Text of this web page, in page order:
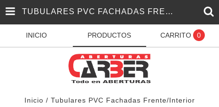
TUBULARES PVC FACHADAS FRENTE/INTERIOR
INICIO PRODUCTOS CARRITO 0
Inicio / Tubulares PVC Fachadas Frente/Interior